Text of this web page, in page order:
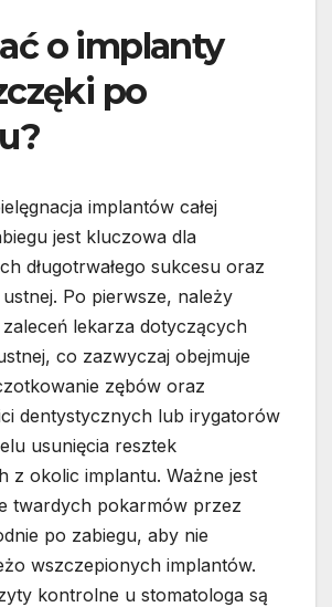
o implanty
po
implantów całej
jest kluczowa dla
długotrwałego sukcesu oraz
Po pierwsze, należy
lekarza dotyczących
co zazwyczaj obejmuje
zębów oraz
dentystycznych lub irygatorów
usunięcia resztek
z okolic implantu. Ważne jest
twardych pokarmów przez
po zabiegu, aby nie
wszczepionych implantów.
kontrolne u stomatologa są